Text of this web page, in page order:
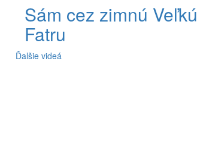
Sám cez zimnú Veľkú
Fatru
Ďalšie videá